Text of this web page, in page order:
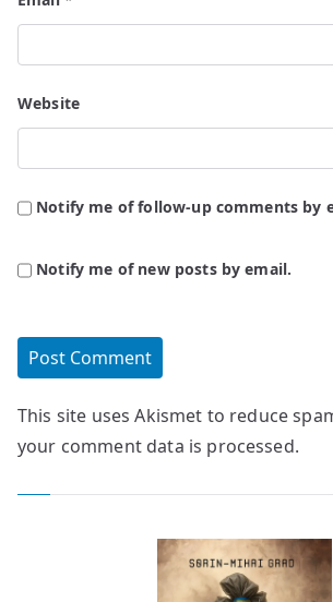
Website
Notify me of follow-up comments by
Notify me of new posts by email.
This site uses Akismet to reduce
your comment data is processed.